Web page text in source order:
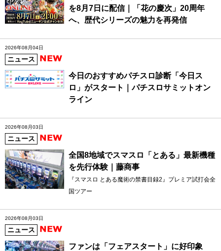
を8月7日に配信｜「花の慶次」20周年
へ、歴代シリーズの魅力を再発信
2026年08月04日
ニュース
今日のおすすめパチスロ診断「今日ス
ロ」がスタート｜パチスロサミットオン
ライン
2026年08月03日
ニュース
全国8地域でスマスロ「とある」最新機種
を先行体験｜藤商事
『スマスロ とある魔術の禁書目録2』プレミア試打会全
国ツアー
2026年08月03日
ニュース
ファンは「フェアスタート」に好印象